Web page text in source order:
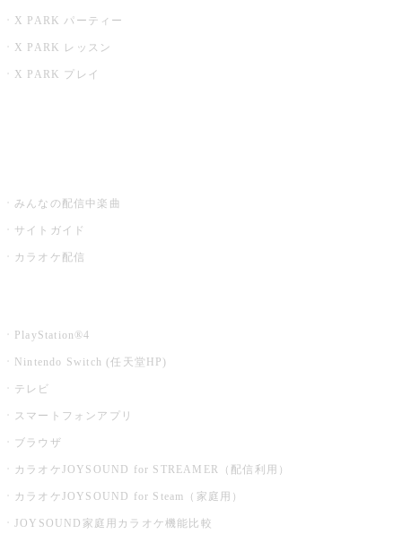
X PARK パーティー
X PARK レッスン
X PARK プレイ
みんなの配信中楽曲
サイトガイド
カラオケ配信
PlayStation®4
Nintendo Switch (任天堂HP)
テレビ
スマートフォンアプリ
ブラウザ
カラオケJOYSOUND for STREAMER（配信利用）
カラオケJOYSOUND for Steam（家庭用）
JOYSOUND家庭用カラオケ機能比較